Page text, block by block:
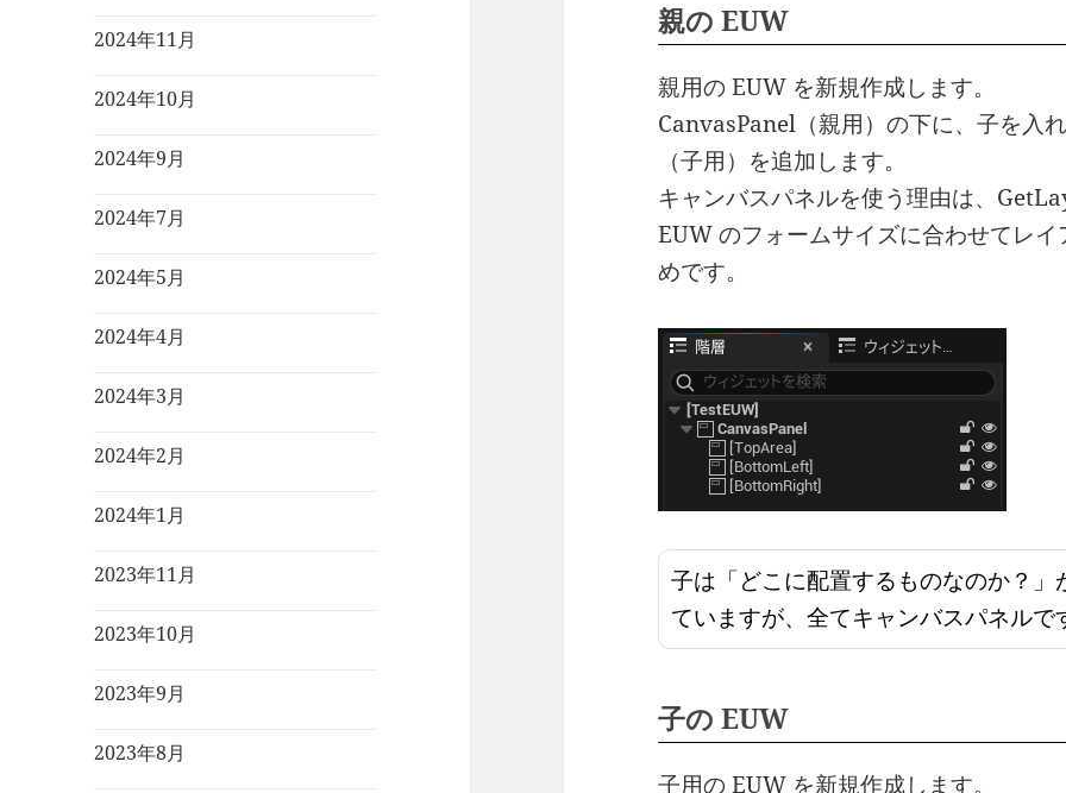
2024年11月
2024年10月
2024年9月
2024年7月
2024年5月
2024年4月
2024年3月
2024年2月
2024年1月
2023年11月
2023年10月
2023年9月
2023年8月
親の EUW
親用の EUW を新規作成します。
CanvasPanel（親用）の下に、子を入
（子用）を追加します。
キャンバスパネルを使う理由は、
EUW のフォームサイズに合わせてレ
めです。
子は「どこに配置するものなのか？
ていますが、全てキャンバスパネルで
子の EUW
子用の EUW を新規作成します。